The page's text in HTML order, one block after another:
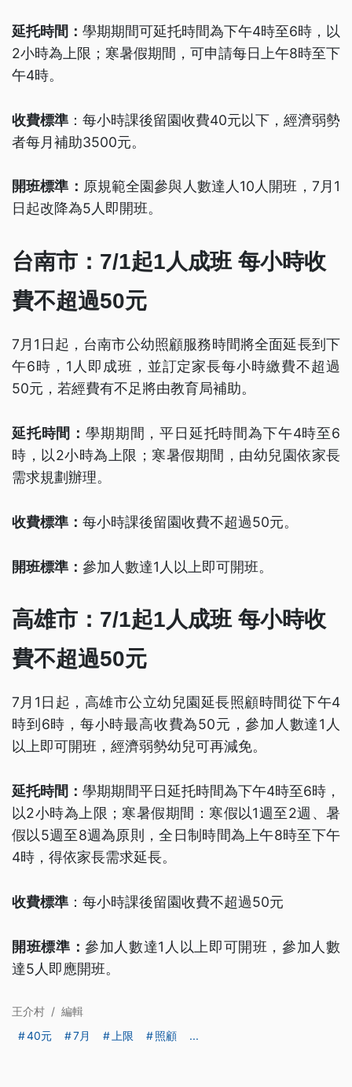
延托時間： 學期期間可延托時間為下午4時至6時，以
2小時為上限；寒暑假期間，可申請每日上午8時至下
午4時。
收費標準 ：每小時課後留園收費40元以下，經濟弱勢
者每月補助3500元。
開班標準： 原規範全園參與人數達人10人開班，7月1
日起改降為5人即開班。
台南市：7/1起1人成班 每小時收
費不超過50元
7月1日起，台南市公幼照顧服務時間將全面延長到下
午6時，1人即成班，並訂定家長每小時繳費不超過
50元，若經費有不足將由教育局補助。
延托時間：學期期間，平日延托時間為下午4時至6
時，以2小時為上限；寒暑假期間，由幼兒園依家長
需求規劃辦理。
收費標準： 每小時課後留園收費不超過50元。
開班標準： 參加人數達1人以上即可開班。
高雄市：7/1起1人成班 每小時收
費不超過50元
7月1日起，高雄市公立幼兒園延長照顧時間從下午4
時到6時，每小時最高收費為50元，參加人數達1人
以上即可開班，經濟弱勢幼兒可再減免。
延托時間： 學期期間平日延托時間為下午4時至6時，
以2小時為上限；寒暑假期間：寒假以1週至2週、暑
假以5週至8週為原則，全日制時間為上午8時至下午
4時，得依家長需求延長。
收費標準 ：每小時課後留園收費不超過50元
開班標準：參加人數達1人以上即可開班，參加人數
達5人即應開班。
王介村 / 編輯
40元
7月 上限 照顧 ...